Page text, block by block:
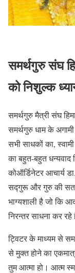
समर्थगुरु संघ
को निशुल्क
समर्थगुरु मैत्री संघ
समर्थगुरु धाम के अगामी
सभी साधकों का,
का बहुत-बहुत
कोऑर्डिनेटर आचार्य
सद्गुरू और गुरु की सता
भाग्यशाली है जो कि
निरन्तर साधना कर रहे
ट्विटर के माध्यम से
से मुक्त होने का
तुम आत्मा हो। आत्म